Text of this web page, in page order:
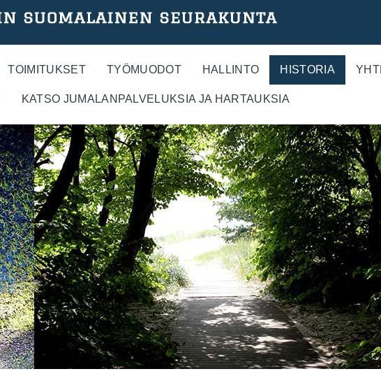
TOIMITUKSET TYÖMUODOT HALLINTO HISTORIA
KATSO JUMALANPALVELUKSIA JA HARTAUKSIA